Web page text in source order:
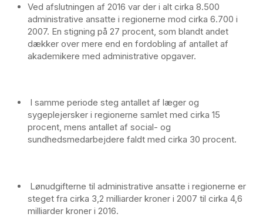
Ved afslutningen af 2016 var der i alt cirka 8.500
administrative ansatte i regionerne mod cirka 6.700 i
2007. En stigning på 27 procent, som blandt andet
dækker over mere end en fordobling af antallet af
akademikere med administrative opgaver.
I samme periode steg antallet af læger og
sygeplejersker i regionerne samlet med cirka 15
procent, mens antallet af social- og
sundhedsmedarbejdere faldt med cirka 30 procent.
Lønudgifterne til administrative ansatte i regionerne er
steget fra cirka 3,2 milliarder kroner i 2007 til cirka 4,6
milliarder kroner i 2016.